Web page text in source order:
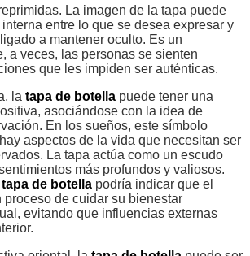
La imagen de la tapa puede
entre lo que se desea expresar y
a mantener oculto. Es un
a veces, las personas se sienten
que les impiden ser auténticas.
la tapa de botella puede tener una
asociándose con la idea de
En los sueños, este símbolo
aspectos de la vida que necesitan ser
La tapa actúa como un escudo
más profundos y valiosos.
tapa de botella podría indicar que el
proceso de cuidar su bienestar
evitando que influencias externas